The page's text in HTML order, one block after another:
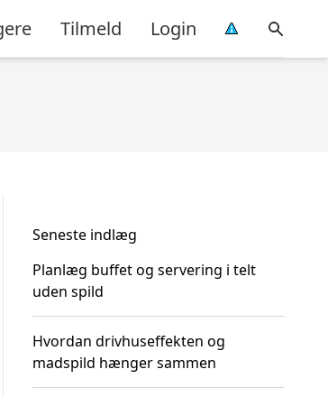
Tilmeld Login
Seneste indlæg
Planlæg buffet og servering i telt
uden spild
Hvordan drivhuseffekten og
madspild hænger sammen